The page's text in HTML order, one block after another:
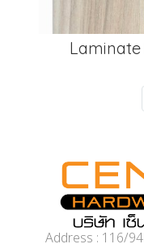
Laminate
Address : 116/